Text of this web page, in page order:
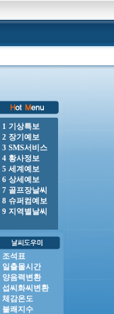
해동부바깥먼바다, 제주도
1 기상특보
2 장기예보
3 SMS서비스
4 황사정보
5 세계예보
6 상세예보
7 골프장날씨
8 슈퍼컴예보
9 지역별날씨
조석표
일출몰시간
양음력변환
섭씨화씨변환
체감온도
불쾌지수